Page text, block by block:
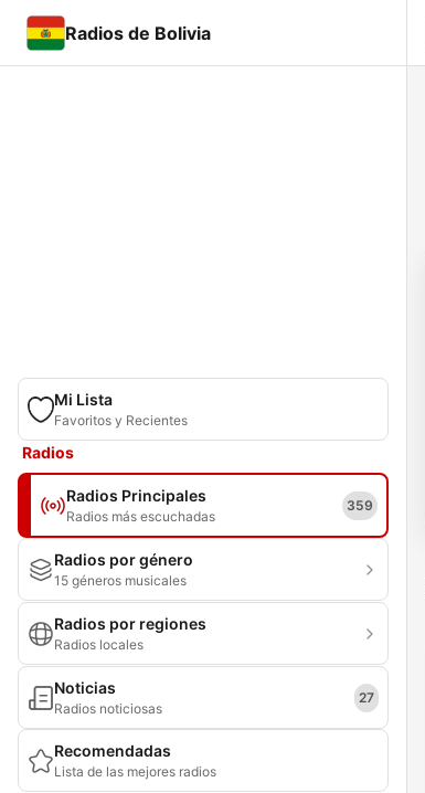
Radios de Bolivia
Mi Lista
Favoritos y Recientes
Radios
Radios Principales
Radios más escuchadas
359
Radios por género
15 géneros musicales
Radios por regiones
Radios locales
Noticias
Radios noticiosas
27
Recomendadas
Lista de las mejores radios